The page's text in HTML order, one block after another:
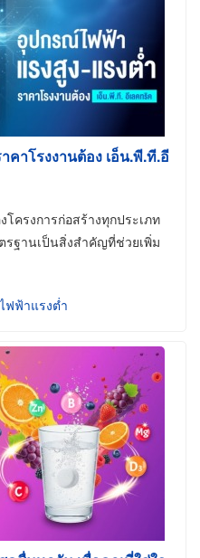
คาโรงงานต้อง เอ็น.พี.ที.อี
ครงการก่อสร้างทุกประเภท
รฐานเป็นสิ่งสำคัญที่ช่วยเพิ่ม
ฟฟ้าแรงต่ำ